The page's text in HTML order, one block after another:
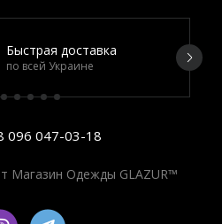
Быстрая доставка
по всей Украине
096 047-03-18
Магазин Одежды GLAZUR™